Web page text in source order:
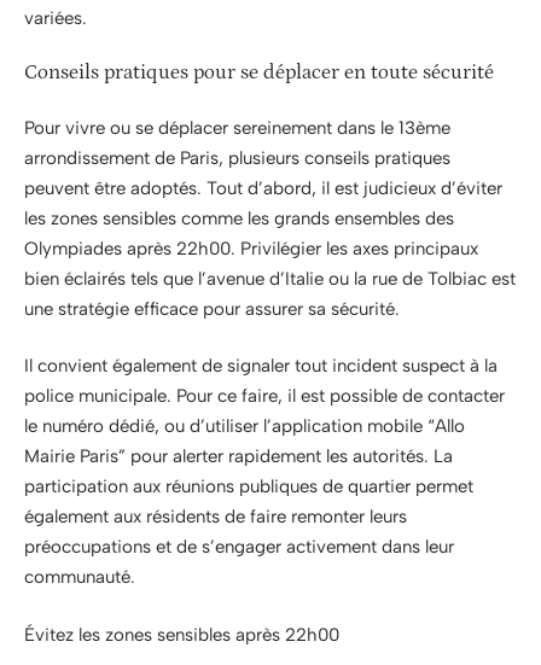
variées.
Conseils pratiques pour se déplacer en toute sécurité
Pour vivre ou se déplacer sereinement dans le 13ème
arrondissement de Paris, plusieurs conseils pratiques
peuvent être adoptés. Tout d’abord, il est judicieux d’éviter
les zones sensibles comme les grands ensembles des
Olympiades après 22h00. Privilégier les axes principaux
bien éclairés tels que l’avenue d’Italie ou la rue de Tolbiac est
une stratégie efficace pour assurer sa sécurité.
Il convient également de signaler tout incident suspect à la
police municipale. Pour ce faire, il est possible de contacter
le numéro dédié, ou d’utiliser l’application mobile “Allo
Mairie Paris” pour alerter rapidement les autorités. La
participation aux réunions publiques de quartier permet
également aux résidents de faire remonter leurs
préoccupations et de s’engager activement dans leur
communauté.
Évitez les zones sensibles après 22h00